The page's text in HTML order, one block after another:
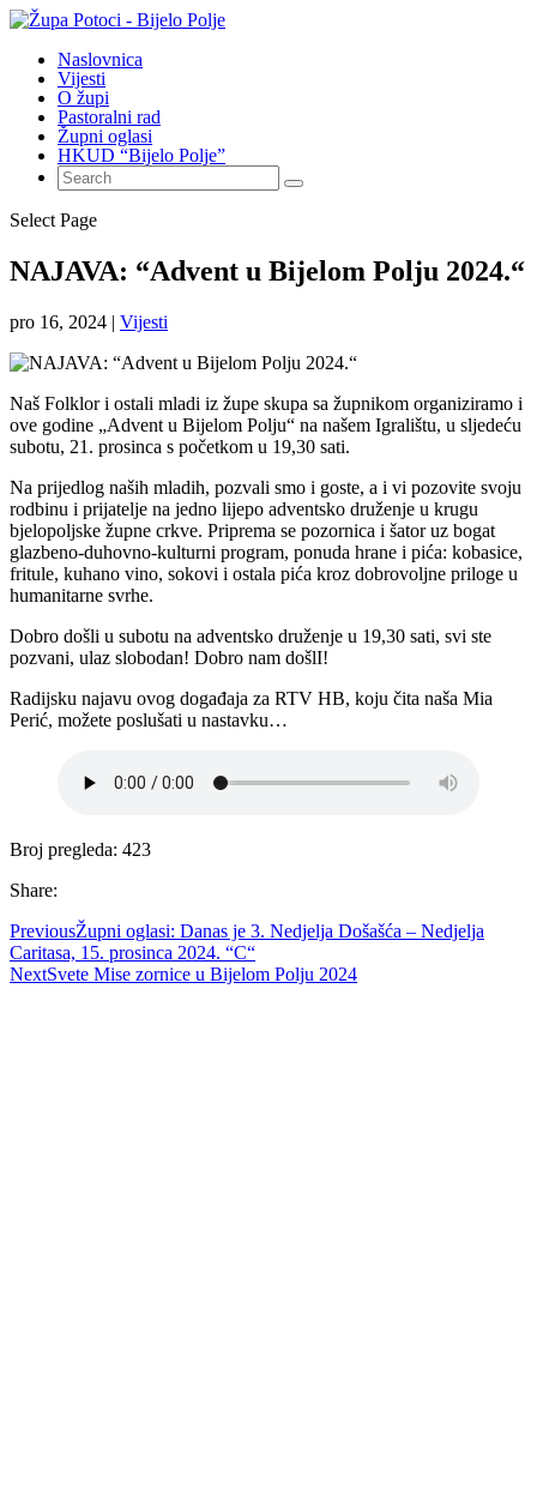
Naslovnica
Vijesti
O župi
Pastoralni rad
Župni oglasi
HKUD “Bijelo Polje”
Select Page
NAJAVA: “Advent u Bijelom Polju 2024.“
pro 16, 2024 | Vijesti
Naš Folklor i ostali mladi iz župe skupa sa župnikom organiziramo i
ove godine „Advent u Bijelom Polju“ na našem Igralištu, u sljedeću
subotu, 21. prosinca s početkom u 19,30 sati.
Na prijedlog naših mladih, pozvali smo i goste, a i vi pozovite svoju
rodbinu i prijatelje na jedno lijepo adventsko druženje u krugu
bjelopoljske župne crkve. Priprema se pozornica i šator uz bogat
glazbeno-duhovno-kulturni program, ponuda hrane i pića: kobasice,
fritule, kuhano vino, sokovi i ostala pića kroz dobrovoljne priloge u
humanitarne svrhe.
Dobro došli u subotu na adventsko druženje u 19,30 sati, svi ste
pozvani, ulaz slobodan! Dobro nam došlI!
Radijsku najavu ovog događaja za RTV HB, koju čita naša Mia
Perić, možete poslušati u nastavku…
Broj pregleda: 423
Share:
PreviousŽupni oglasi: Danas je 3. Nedjelja Došašća – Nedjelja
Caritasa, 15. prosinca 2024. “C“
NextSvete Mise zornice u Bijelom Polju 2024